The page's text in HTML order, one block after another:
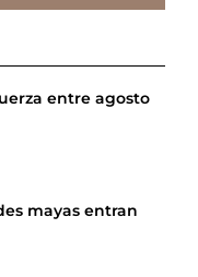
entre agosto
mayas entran